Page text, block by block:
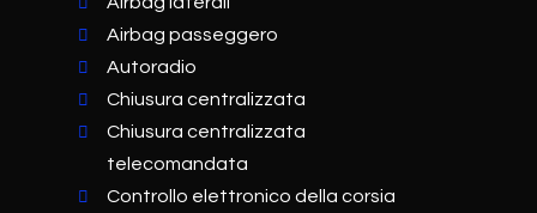
Airbag passeggero
Autoradio
Chiusura centralizzata
Chiusura centralizzata
telecomandata
Controllo elettronico della corsia